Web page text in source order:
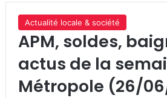
Actualité locale & société
APM, soldes,
actus de la
Métropole (26/